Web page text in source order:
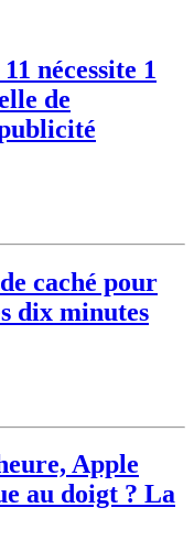
nécessite 1
de
caché pour
dix minutes
Apple
au doigt ? La